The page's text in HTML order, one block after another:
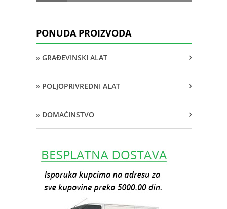
PONUDA PROIZVODA
» GRAĐEVINSKI ALAT
» POLJOPRIVREDNI ALAT
» DOMAĆINSTVO